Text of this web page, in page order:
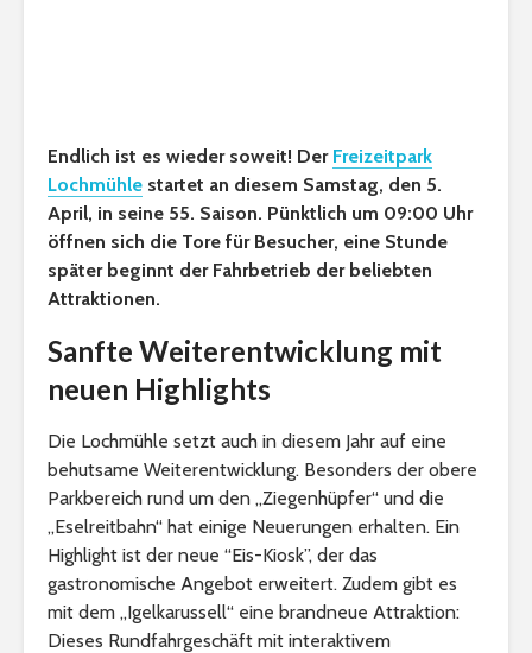
Endlich ist es wieder soweit! Der Freizeitpark
Lochmühle startet an diesem Samstag, den 5.
April, in seine 55. Saison. Pünktlich um 09:00 Uhr
öffnen sich die Tore für Besucher, eine Stunde
später beginnt der Fahrbetrieb der beliebten
Attraktionen.
Sanfte Weiterentwicklung mit
neuen Highlights
Die Lochmühle setzt auch in diesem Jahr auf eine
behutsame Weiterentwicklung. Besonders der obere
Parkbereich rund um den „Ziegenhüpfer“ und die
„Eselreitbahn“ hat einige Neuerungen erhalten. Ein
Highlight ist der neue “Eis-Kiosk”, der das
gastronomische Angebot erweitert. Zudem gibt es
mit dem „Igelkarussell“ eine brandneue Attraktion:
Dieses Rundfahrgeschäft mit interaktivem